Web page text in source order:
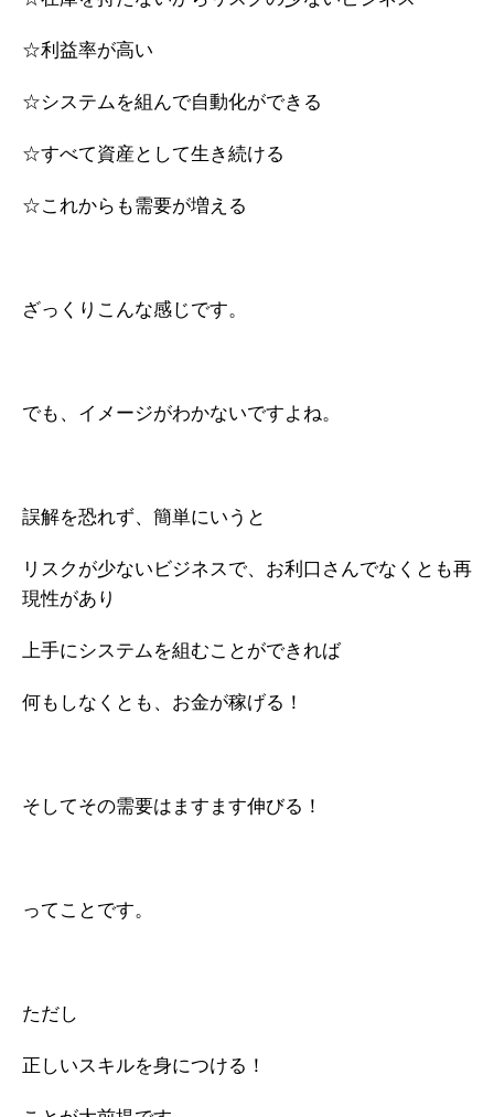
☆利益率が高い
☆システムを組んで自動化ができる
☆すべて資産として生き続ける
☆これからも需要が増える
ざっくりこんな感じです。
でも、イメージがわかないですよね。
誤解を恐れず、簡単にいうと
リスクが少ないビジネスで、お利口さんでなくとも再
現性があり
上手にシステムを組むことができれば
何もしなくとも、お金が稼げる！
そしてその需要はますます伸びる！
ってことです。
ただし
正しいスキルを身につける！